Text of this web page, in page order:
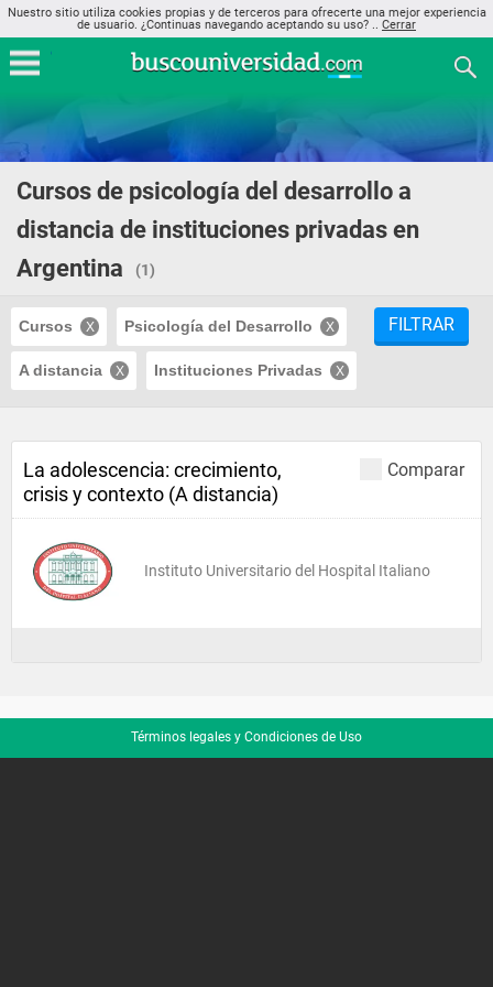
Nuestro sitio utiliza cookies propias y de terceros para ofrecerte una mejor experiencia
de usuario. ¿Continuas navegando aceptando su uso? .. Cerrar
Cursos de psicología del desarrollo a
distancia de instituciones privadas en
Argentina
(1)
Cursos Psicología del Desarrollo
A distancia Instituciones Privadas
FILTRAR
Comparar
La adolescencia: crecimiento,
crisis y contexto (A distancia)
Instituto Universitario del Hospital Italiano
Términos legales y Condiciones de Uso